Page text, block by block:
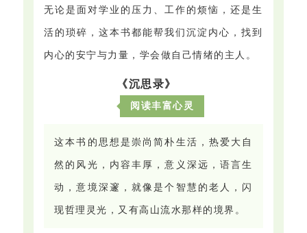
无论是面对学业的压力、工作的烦恼，还是生
活的琐碎，这本书都能帮我们沉淀内心，找到
内心的安宁与力量，学会做自己情绪的主人。
《沉思录》
阅读丰富心灵
这本书的思想是崇尚简朴生活，热爱大自
然的风光，内容丰厚，意义深远，语言生
动，意境深邃，就像是个智慧的老人，闪
现哲理灵光，又有高山流水那样的境界。